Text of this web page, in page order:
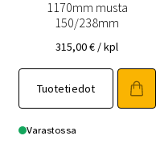
1170mm musta
150/238mm
315,00€ / kpl
Tuotetiedot
Varastossa